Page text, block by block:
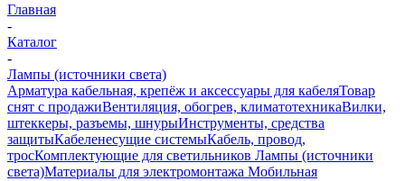
Главная
-
Каталог
-
Лампы (источники света)
Арматура кабельная, крепёж и аксессуары для кабеляТовар
снят с продажиВентиляция, обогрев, климатотехникаВилки,
штеккеры, разъемы, шнурыИнструменты, средства
защитыКабеленесущие системыКабель, провод,
тросКомплектующие для светильников Лампы (источники
света)Материалы для электромонтажа Мобильная